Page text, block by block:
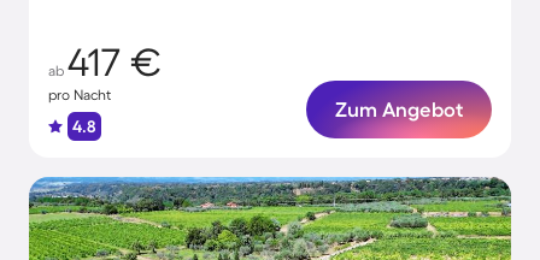
ab 417 €
pro Nacht
4.8
Zum Angebot